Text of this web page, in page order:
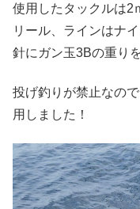
使用したタックルは2
リール、ラインはナ
針にガン玉3Bの重り
投げ釣りが禁止なの
用しました！